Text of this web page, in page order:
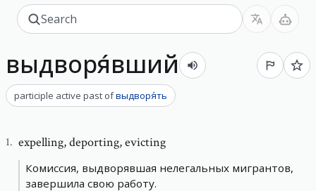
выдворя́вший
participle active past ofвыдворя́ть
1. expelling,deporting, evicting
Комиссия, выдворявшая нелегальных мигрантов,
завершила свою работу.